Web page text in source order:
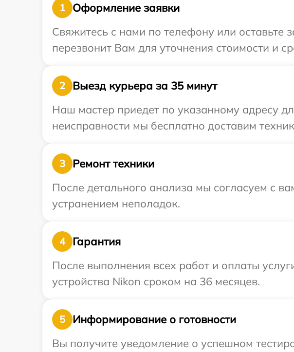
1
Оформление заявки
Свяжитесь с нами по телефону или оставьте
перезвонит Вам для уточнения стоимости и
2
Выезд курьера за 35 минут
Наш мастер приедет по указанному адресу
неисправности мы бесплатно доставим
3
Ремонт техники
После детального анализа мы согласуем с
устранением неполадок.
4
Гарантия
После выполнения всех работ и оплаты
устройства Nikon сроком на 36 месяцев.
5
Информирование о готовности
Вы получите уведомление о успешном